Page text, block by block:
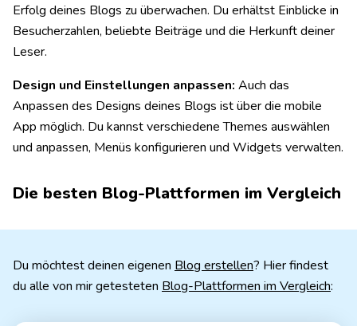
Erfolg deines Blogs zu überwachen. Du erhältst Einblicke in
Besucherzahlen, beliebte Beiträge und die Herkunft deiner
Leser.
Design und Einstellungen anpassen: Auch das
Anpassen des Designs deines Blogs ist über die mobile
App möglich. Du kannst verschiedene Themes auswählen
und anpassen, Menüs konfigurieren und Widgets verwalten.
Die besten Blog-Plattformen im Vergleich
Du möchtest deinen eigenen Blog erstellen? Hier findest
du alle von mir getesteten Blog-Plattformen im Vergleich: